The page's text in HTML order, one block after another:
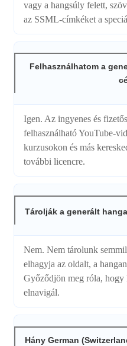
vagy a hangsúly felett,
az SSML-címkéket a
Felhasználhatom a
Igen. Az ingyenes és
felhasználható YouTube-
kurzusokon és más
további licencre.
Tárolják a generált
Nem. Nem tárolunk
elhagyja az oldalt, a
Győződjön meg róla,
elnavigál.
Hány German